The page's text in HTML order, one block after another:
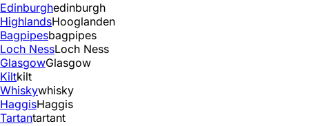
Edinburghedinburgh
HighlandsHooglanden
Bagpipesbagpipes
Loch NessLoch Ness
GlasgowGlasgow
Kiltkilt
Whiskywhisky
HaggisHaggis
Tartantartant